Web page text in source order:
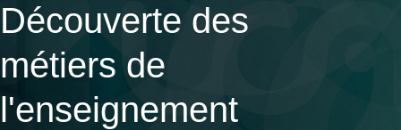
Découverte des
métiers de
l'enseignement